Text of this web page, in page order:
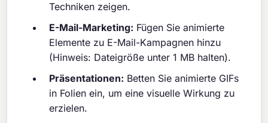
Techniken zeigen.
E-Mail-Marketing: Fügen Sie animierte
Elemente zu E-Mail-Kampagnen hinzu
(Hinweis: Dateigröße unter 1 MB halten).
Präsentationen: Betten Sie animierte GIFs
in Folien ein, um eine visuelle Wirkung zu
erzielen.